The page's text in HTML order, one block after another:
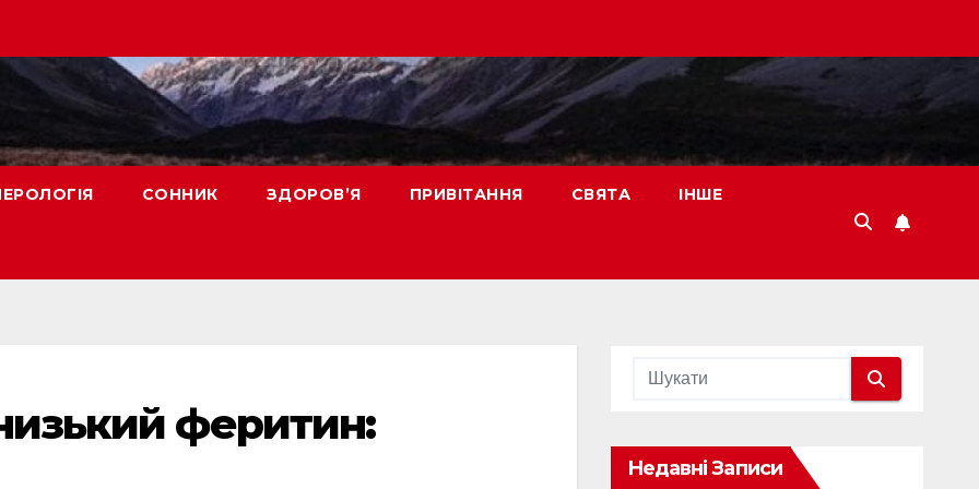
СОННИК ЗДОРОВ’Я ПРИВІТАННЯ СВЯТА ІНШЕ
феритин:
Недавні Записи